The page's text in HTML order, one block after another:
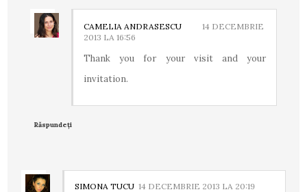
CAMELIA ANDRASESCU
14 DECEMBRIE
2013 LA 16:56
Thank you for your visit and your
invitation.
Răspundeți
SIMONA TUCU 14 DECEMBRIE 2013 LA 20:19